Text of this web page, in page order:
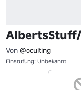
Von @oculting
Einstufung: Unbekannt